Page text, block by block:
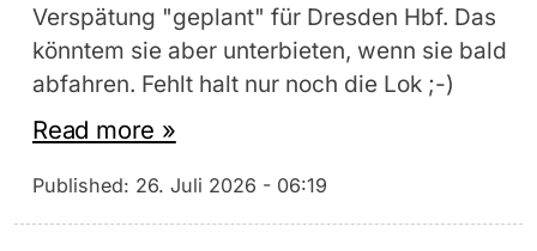
Verspätung "geplant" für Dresden Hbf. Das
könntem sie aber unterbieten, wenn sie bald
abfahren. Fehlt halt nur noch die Lok ;-)
Read more »
Published: 26. Juli 2026 - 06:19